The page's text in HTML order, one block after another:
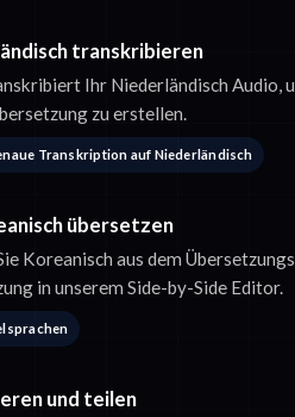
transkribieren
Ihr Niederländisch Audio,
zu erstellen.
Transkription auf Niederländisch
übersetzen
Koreanisch aus dem
in unserem Side-by-Side Editor.
und teilen